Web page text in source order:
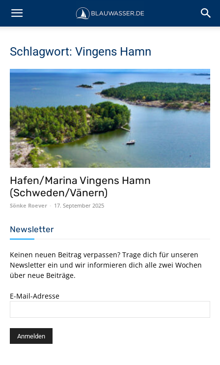
Schlagwort: Vingens Hamn
Hafen/Marina Vingens Hamn
(Schweden/Vänern)
Sönke Roever - 17. September 2025
Newsletter
Keinen neuen Beitrag verpassen? Trage dich für unseren
Newsletter ein und wir informieren dich alle zwei Wochen
über neue Beiträge.
E-Mail-Adresse